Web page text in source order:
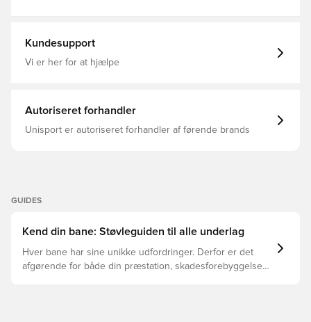
Kundesupport
Vi er her for at hjælpe
Autoriseret forhandler
Unisport er autoriseret forhandler af førende brands
GUIDES
Kend din bane: Støvleguiden til alle underlag
Hver bane har sine unikke udfordringer. Derfor er det
afgørende for både din præstation, skadesforebyggelse